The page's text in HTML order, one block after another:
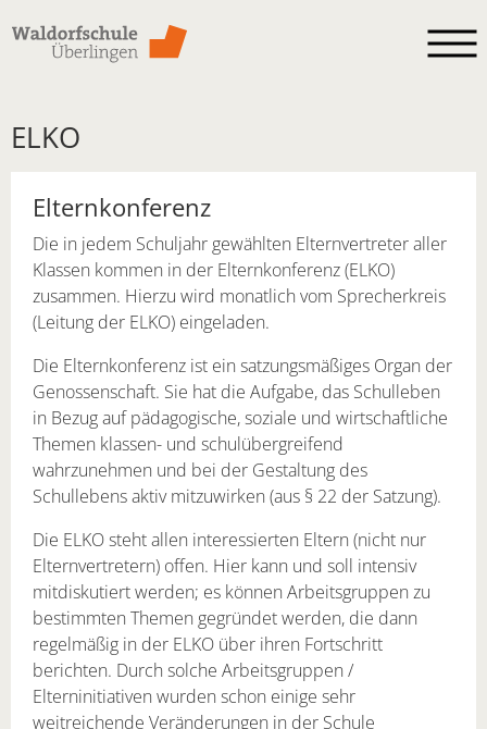
ELKO
Elternkonferenz
Die in jedem Schuljahr gewählten Elternvertreter aller
Klassen kommen in der Elternkonferenz (ELKO)
zusammen. Hierzu wird monatlich vom Sprecherkreis
(Leitung der ELKO) eingeladen.
Die Elternkonferenz ist ein satzungsmäßiges Organ der
Genossenschaft. Sie hat die Aufgabe, das Schulleben
in Bezug auf pädagogische, soziale und wirtschaftliche
Themen klassen- und schulübergreifend
wahrzunehmen und bei der Gestaltung des
Schullebens aktiv mitzuwirken (aus § 22 der Satzung).
Die ELKO steht allen interessierten Eltern (nicht nur
Elternvertretern) offen. Hier kann und soll intensiv
mitdiskutiert werden; es können Arbeitsgruppen zu
bestimmten Themen gegründet werden, die dann
regelmäßig in der ELKO über ihren Fortschritt
berichten. Durch solche Arbeitsgruppen /
Elterninitiativen wurden schon einige sehr
weitreichende Veränderungen in der Schule